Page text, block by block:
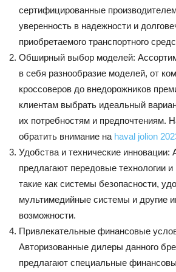
сертифицированные
уверенность в надежности и
приобретаемого транспортного
Обширный выбор моделей:
в себя разнообразие моделей, от
кроссоверов до внедорожников
клиентам выбрать идеальный
их потребностям и предпочтениям.
обратить внимание на haval jolion
Удобства и технические инновации:
предлагают передовые технологии
такие как системы безопасности,
мультимедийные системы и другие
возможности.
Привлекательные финансовые
Авторизованные дилеры данного
предлагают специальные